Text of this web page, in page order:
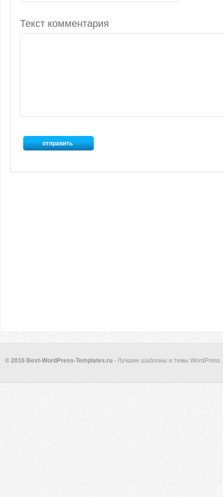
Текст комментария
© 2016 Best-WordPress-Templates.ru - Лучшие шаблоны и темы